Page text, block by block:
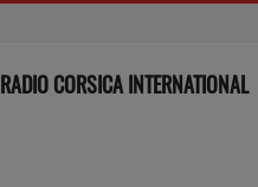
RADIO CORSICA INTERNATIONAL